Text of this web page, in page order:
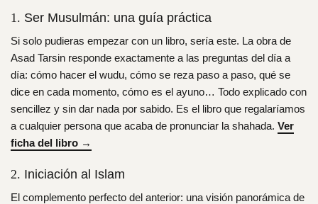
1. Ser Musulmán: una guía práctica
Si solo pudieras empezar con un libro, sería este. La obra de
Asad Tarsin responde exactamente a las preguntas del día a
día: cómo hacer el wudu, cómo se reza paso a paso, qué se
dice en cada momento, cómo es el ayuno… Todo explicado con
sencillez y sin dar nada por sabido. Es el libro que regalaríamos
a cualquier persona que acaba de pronunciar la shahada. Ver
ficha del libro →
2. Iniciación al Islam
El complemento perfecto del anterior: una visión panorámica de